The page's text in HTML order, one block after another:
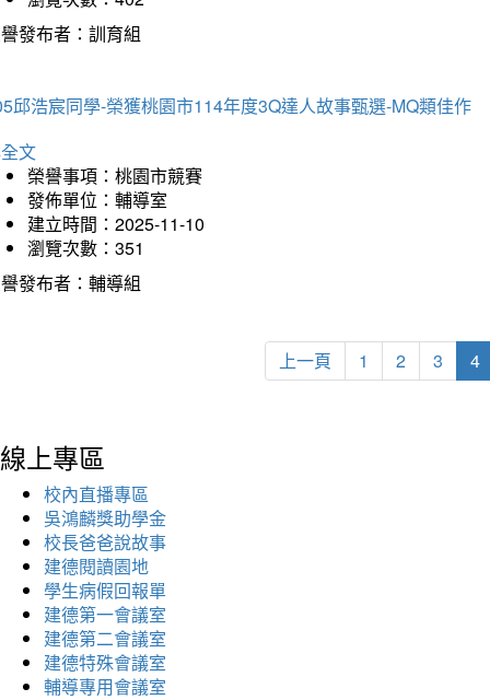
發布者：訓育組
邱浩宸同學-榮獲桃園市114年度3Q達人故事甄選-MQ類佳作
文
榮譽事項：桃園市競賽
發佈單位：輔導室
建立時間：2025-11-10
瀏覽次數：351
發布者：輔導組
上一頁 1 2 3 4
線上專區
校內直播專區
吳鴻麟獎助學金
校長爸爸說故事
建德閱讀園地
學生病假回報單
建德第一會議室
建德第二會議室
建德特殊會議室
輔導專用會議室